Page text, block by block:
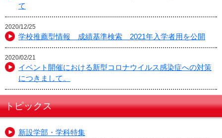
て
2020/12/25
学校推薦型情報 成績基準検索 2021年入学者用を公開
2020/02/21
イベント開催における新型コロナウイルス感染症への対策
につきまして。
トピックス
新設学部・学科特集